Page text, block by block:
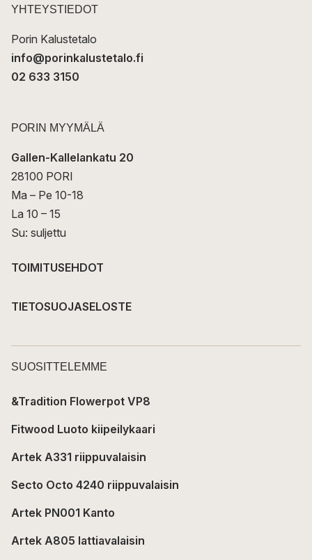
t
YHTEYSTIEDOT
Porin Kalustetalo
info@porinkalustetalo.fi
02 633 3150
PORIN MYYMÄLÄ
Gallen-Kallelankatu 20
28100 PORI
Ma – Pe 10-18
La 10 – 15
Su: suljettu
TOIMITUSEHDOT
TIETOSUOJASELOSTE
SUOSITTELEMME
&Tradition Flowerpot VP8
Fitwood Luoto kiipeilykaari
Artek A331 riippuvalaisin
Secto Octo 4240 riippuvalaisin
Artek PN001 Kanto
Artek A805 lattiavalaisin